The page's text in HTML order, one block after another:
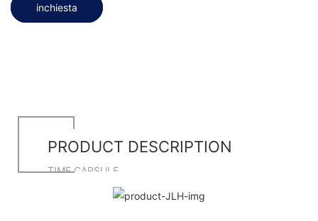
inchiesta
PRODUCT DESCRIPTION
TIME CAPSULE